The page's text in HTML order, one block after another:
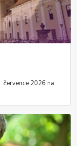
července 2026 na